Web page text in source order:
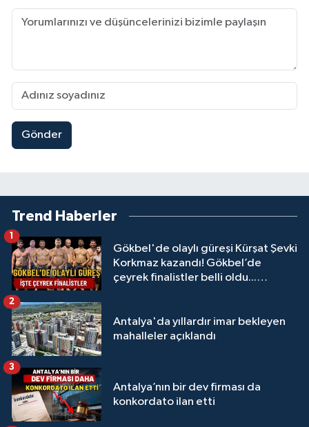
Gönder
Trend Haberler
Gökbel'de olaylı güreşi Kürşat Şevki
Korkmaz kazandı! Gökbel’de
çeyrek finalistler belli oldu...
1
Antalya'da yıllardır imar bekleyen
mahalleler açıklandı
2
Antalya’nın bir dev firması da
konkordato ilan etti
3